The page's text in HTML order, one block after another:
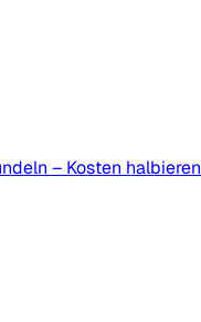
– Kosten halbieren